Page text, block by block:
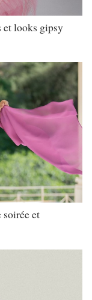
et looks gipsy
et